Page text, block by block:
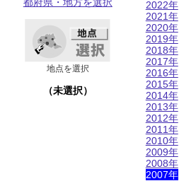
地点を選択
（未選択）
2022年
2021年
2020年
2019年
2018年
2017年
2016年
2015年
2014年
2013年
2012年
2011年
2010年
2009年
2008年
2007年